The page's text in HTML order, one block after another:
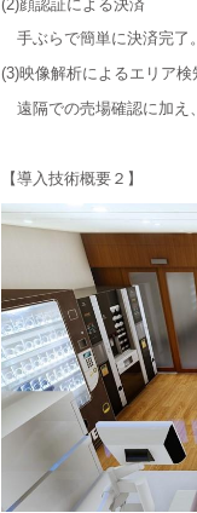
(2)顔認証による決済
手ぶらで簡単に決済完了
(3)映像解析によるエリア検
遠隔での売場確認に加え
【導入技術概要２】